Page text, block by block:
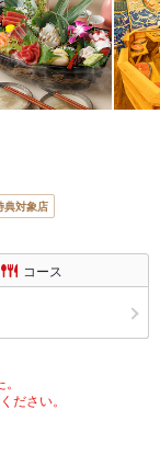
典対象店
コース
ださい。